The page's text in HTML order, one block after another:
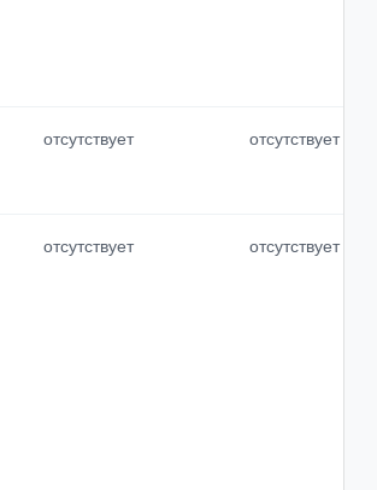
отсутствует отсутствует
отсутствует отсутствует